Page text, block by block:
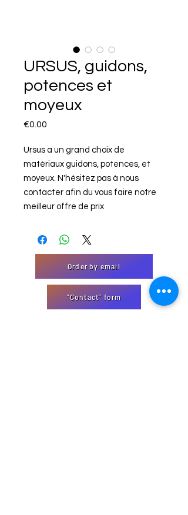
URSUS, guidons,
potences et
moyeux
€0.00
Ursus a un grand choix de
matériaux guidons, potences, et
moyeux. N'hésitez pas à nous
contacter afin du vous faire notre
meilleur offre de prix
Order by email
"Contact" form